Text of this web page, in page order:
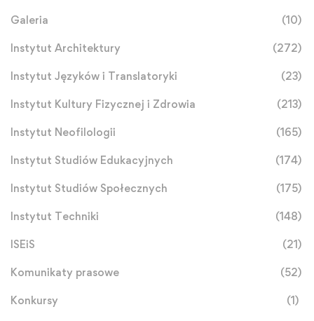
Galeria (10)
Instytut Architektury (272)
Instytut Języków i Translatoryki (23)
Instytut Kultury Fizycznej i Zdrowia (213)
Instytut Neofilologii (165)
Instytut Studiów Edukacyjnych (174)
Instytut Studiów Społecznych (175)
Instytut Techniki (148)
ISEiS (21)
Komunikaty prasowe (52)
Konkursy (1)